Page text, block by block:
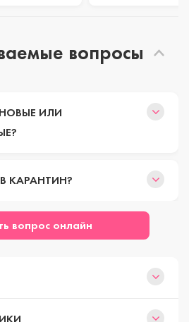
вопросы
ИЛИ
КАРАНТИН?
вопрос онлайн